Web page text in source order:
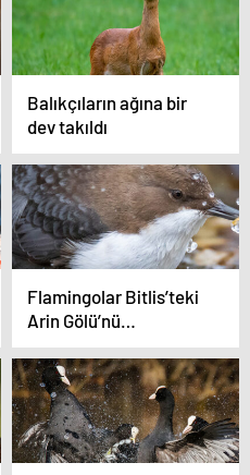
Balıkçıların ağına bir
dev takıldı
Flamingolar Bitlis’teki
Arin Gölü’nü
renklendirdi